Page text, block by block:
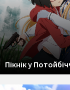
Пікнік у